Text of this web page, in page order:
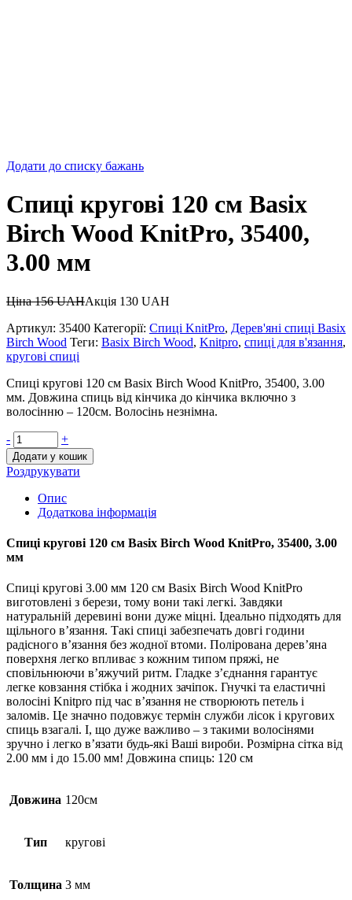
Додати до списку бажань
Спиці кругові 120 см Basix
Birch Wood KnitPro, 35400,
3.00 мм
Ціна156UAHАкція 130 UAH
Артикул: 35400 Категорії: Спиці KnitPro, Дерев'яні спиці Basix
Birch Wood Теги: Basix Birch Wood, Knitpro, спиці для в'язання,
кругові спиці
Спиці кругові 120 см Basix Birch Wood KnitPro, 35400, 3.00
мм. Довжина спиць від кінчика до кінчика включно з
волосінню – 120см. Волосінь незнімна.
- +
Додати у кошик
Роздрукувати
Опис
Додаткова інформація
Спиці кругові 120 см Basix Birch Wood KnitPro, 35400, 3.00
мм
Спиці кругові 3.00 мм 120 см Basix Birch Wood KnitPro
виготовлені з берези, тому вони такі легкі. Завдяки
натуральній деревині вони дуже міцні. Ідеально підходять для
щільного в’язання. Такі спиці забезпечать довгі години
радісного в’язання без жодної втоми. Полірована дерев’яна
поверхня легко впливає з кожним типом пряжі, не
сповільнюючи в’яжучий ритм. Гладке з’єднання гарантує
легке ковзання стібка і жодних зачіпок. Гнучкі та еластичні
волосіні Knitpro під час в’язання не створюють петель і
заломів. Це значно подовжує термін служби лісок і кругових
спиць взагалі. І, що дуже важливо – з такими волосінями
зручно і легко в’язати будь-які Ваші вироби. Розмірна сітка від
2.00 мм і до 15.00 мм! Довжина спиць: 120 см
Довжина 120см
Тип кругові
Толщина 3 мм